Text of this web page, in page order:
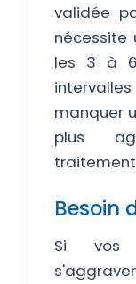
validée
nécessite
les 3 à 6
manquer
plus
Besoin
Si vos